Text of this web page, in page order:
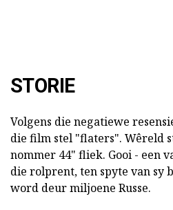
STORIE
Volgens die negatiewe
die film stel "flaters". Wêreld
nommer 44" fliek. Gooi - een
die rolprent, ten spyte van sy
word deur miljoene Russe.